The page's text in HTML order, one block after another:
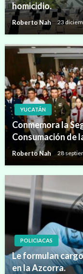
homicidio.
Roberto Nah 23
YUCATÁN
Conmemora la
Consumación de
Roberto Nah 28
POLICIACAS
Le formulan
en la Azcorra.